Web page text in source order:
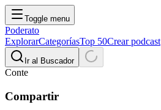
Toggle menu
Poderato
ExplorarCategoríasTop 50Crear podcast
Ir al Buscador
Conte
Compartir